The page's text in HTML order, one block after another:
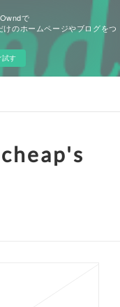
で
けのホームページやブログをつ
試す